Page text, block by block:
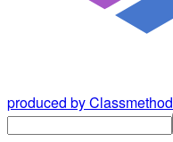
produced by Classmethod